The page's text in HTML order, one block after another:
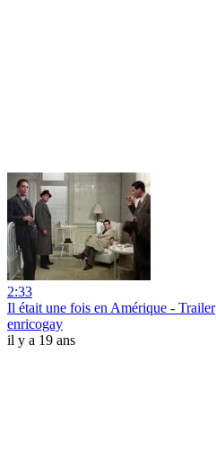
2:33
Il était une fois en Amérique - Trailer
enricogay
il y a 19 ans